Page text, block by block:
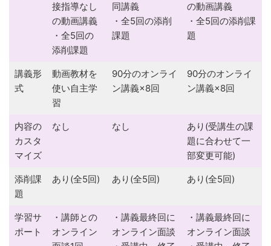
接指導なし
の動画講義
・全5回の
添削課題
同講義
・全5回の添削
課題
の動画講義
・全5回の添削課
題
講義形
式
動画教材を
使い自主学
習
90分のオンライ
ン講義×8回
90分のオンライ
ン講義×8回
内容の
カスタ
マイズ
なし なし
あり(受講生の課
題に合わせて一
部変更可能)
添削課
題
あり(全5回) あり(全5回) あり(全5回)
学習サ
ポート
・講師との
オンライン
・講義最終回に
オンライン面談
・講義最終回に
オンライン面談